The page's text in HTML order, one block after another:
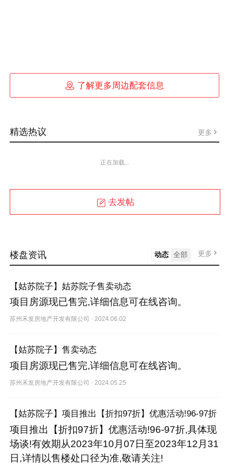
 了解更多周边配套信息
精选热议 更多
正在加载...
去发帖
楼盘资讯 动态 全部 更多
【姑苏院子】姑苏院子售卖动态
项目房源现已售完,详细信息可在线咨询。
苏州禾发房地产开发有限公司 ·2024.06.02
【姑苏院子】售卖动态
项目房源现已售完,详细信息可在线咨询。
苏州禾发房地产开发有限公司 ·2024.05.25
【姑苏院子】项目推出【折扣97折】优惠活动!96-97折
项目推出【折扣97折】优惠活动!96-97折,具体现
场谈!有效期从2023年10月07日至2023年12月31
日,详情以售楼处口径为准,敬请关注!